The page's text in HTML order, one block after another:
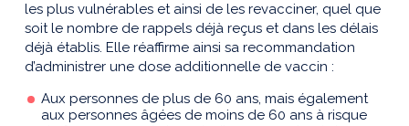
les plus vulnérables et ainsi de les revacciner, quel que
soit le nombre de rappels déjà reçus et dans les délais
déjà établis. Elle réaffirme ainsi sa recommandation
d’administrer une dose additionnelle de vaccin :
Aux personnes de plus de 60 ans, mais également
aux personnes âgées de moins de 60 ans à risque